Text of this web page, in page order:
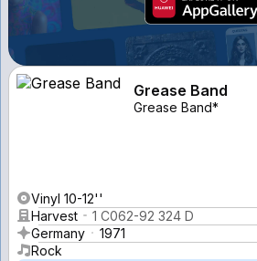
Grease Band
Grease Band*
Vinyl 10-12''
Harvest
1 C062-92 324 D
Germany
1971
Rock